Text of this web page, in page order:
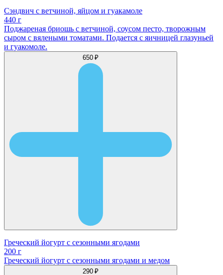
Сэндвич с ветчиной, яйцом и гуакамоле
440 г
Поджареная бриошь с ветчиной, соусом песто, творожным
сыром с вялеными томатами. Подается с яичницей глазуньей
и гуакомоле.
650 ₽
Греческий йогурт с сезонными ягодами
200 г
Греческий йогурт с сезонными ягодами и медом
290 ₽